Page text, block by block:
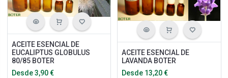
ACEITE ESENCIAL DE
EUCALIPTUS GLOBULUS
80/85 BOTER
Desde 3,90€
ACEITE ESENCIAL DE
LAVANDA BOTER
Desde 13,20€